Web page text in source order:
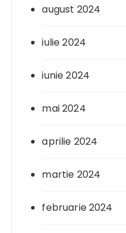
august 2024
iulie 2024
iunie 2024
mai 2024
aprilie 2024
martie 2024
februarie 2024